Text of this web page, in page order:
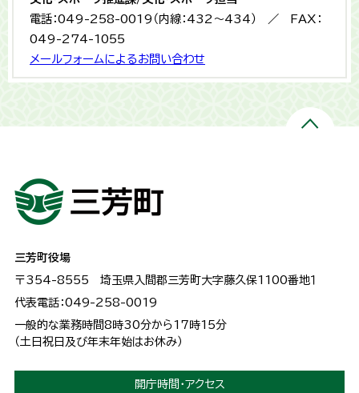
電話：049-258-0019（内線：432〜434） ／ FAX：
049-274-1055
メールフォームによるお問い合わせ
三芳町役場
〒354-8555 埼玉県入間郡三芳町大字藤久保1100番地１
代表電話：049-258-0019
一般的な業務時間8時30分から17時15分
（土日祝日及び年末年始はお休み）
開庁時間・アクセス